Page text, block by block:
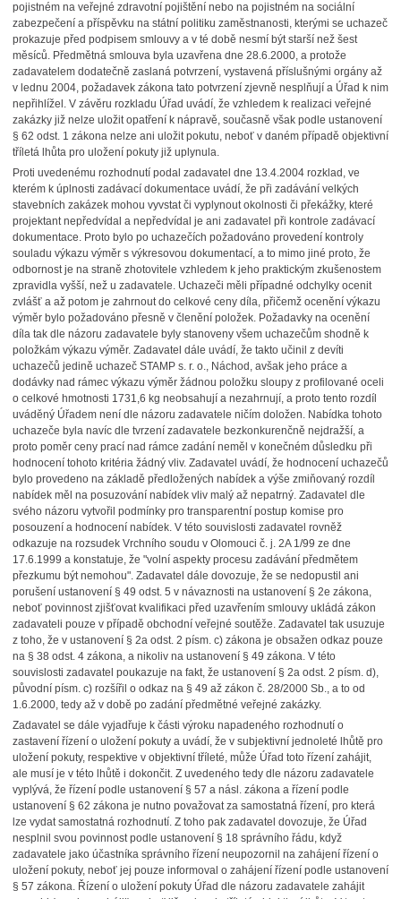
pojistném na veřejné zdravotní pojištění nebo na pojistném na sociální
zabezpečení a příspěvku na státní politiku zaměstnanosti, kterými se uchazeč
prokazuje před podpisem smlouvy a v té době nesmí být starší než šest
měsíců. Předmětná smlouva byla uzavřena dne 28.6.2000, a protože
zadavatelem dodatečně zaslaná potvrzení, vystavená příslušnými orgány až
v lednu 2004, požadavek zákona tato potvrzení zjevně nesplňují a Úřad k nim
nepřihlížel. V závěru rozkladu Úřad uvádí, že vzhledem k realizaci veřejné
zakázky již nelze uložit opatření k nápravě, současně však podle ustanovení
§ 62 odst. 1 zákona nelze ani uložit pokutu, neboť v daném případě objektivní
tříletá lhůta pro uložení pokuty již uplynula.
Proti uvedenému rozhodnutí podal zadavatel dne 13.4.2004 rozklad, ve
kterém k úplnosti zadávací dokumentace uvádí, že při zadávání velkých
stavebních zakázek mohou vyvstat či vyplynout okolnosti či překážky, které
projektant nepředvídal a nepředvídal je ani zadavatel při kontrole zadávací
dokumentace. Proto bylo po uchazečích požadováno provedení kontroly
souladu výkazu výměr s výkresovou dokumentací, a to mimo jiné proto, že
odbornost je na straně zhotovitele vzhledem k jeho praktickým zkušenostem
zpravidla vyšší, než u zadavatele. Uchazeči měli případné odchylky ocenit
zvlášť a až potom je zahrnout do celkové ceny díla, přičemž ocenění výkazu
výměr bylo požadováno přesně v členění položek. Požadavky na ocenění
díla tak dle názoru zadavatele byly stanoveny všem uchazečům shodně k
položkám výkazu výměr. Zadavatel dále uvádí, že takto učinil z devíti
uchazečů jedině uchazeč STAMP s. r. o., Náchod, avšak jeho práce a
dodávky nad rámec výkazu výměr žádnou položku sloupy z profilované oceli
o celkové hmotnosti 1731,6 kg neobsahují a nezahrnují, a proto tento rozdíl
uváděný Úřadem není dle názoru zadavatele ničím doložen. Nabídka tohoto
uchazeče byla navíc dle tvrzení zadavatele bezkonkurenčně nejdražší, a
proto poměr ceny prací nad rámce zadání neměl v konečném důsledku při
hodnocení tohoto kritéria žádný vliv. Zadavatel uvádí, že hodnocení uchazečů
bylo provedeno na základě předložených nabídek a výše zmiňovaný rozdíl
nabídek měl na posuzování nabídek vliv malý až nepatrný. Zadavatel dle
svého názoru vytvořil podmínky pro transparentní postup komise pro
posouzení a hodnocení nabídek. V této souvislosti zadavatel rovněž
odkazuje na rozsudek Vrchního soudu v Olomouci č. j. 2A 1/99 ze dne
17.6.1999 a konstatuje, že "volní aspekty procesu zadávání předmětem
přezkumu být nemohou". Zadavatel dále dovozuje, že se nedopustil ani
porušení ustanovení § 49 odst. 5 v návaznosti na ustanovení § 2e zákona,
neboť povinnost zjišťovat kvalifikaci před uzavřením smlouvy ukládá zákon
zadavateli pouze v případě obchodní veřejné soutěže. Zadavatel tak usuzuje
z toho, že v ustanovení § 2a odst. 2 písm. c) zákona je obsažen odkaz pouze
na § 38 odst. 4 zákona, a nikoliv na ustanovení § 49 zákona. V této
souvislosti zadavatel poukazuje na fakt, že ustanovení § 2a odst. 2 písm. d),
původní písm. c) rozšířil o odkaz na § 49 až zákon č. 28/2000 Sb., a to od
1.6.2000, tedy až v době po zadání předmětné veřejné zakázky.
Zadavatel se dále vyjadřuje k části výroku napadeného rozhodnutí o
zastavení řízení o uložení pokuty a uvádí, že v subjektivní jednoleté lhůtě pro
uložení pokuty, respektive v objektivní tříleté, může Úřad toto řízení zahájit,
ale musí je v této lhůtě i dokončit. Z uvedeného tedy dle názoru zadavatele
vyplývá, že řízení podle ustanovení § 57 a násl. zákona a řízení podle
ustanovení § 62 zákona je nutno považovat za samostatná řízení, pro která
lze vydat samostatná rozhodnutí. Z toho pak zadavatel dovozuje, že Úřad
nesplnil svou povinnost podle ustanovení § 18 správního řádu, když
zadavatele jako účastníka správního řízení neupozornil na zahájení řízení o
uložení pokuty, neboť jej pouze informoval o zahájení řízení podle ustanovení
§ 57 zákona. Řízení o uložení pokuty Úřad dle názoru zadavatele zahájit